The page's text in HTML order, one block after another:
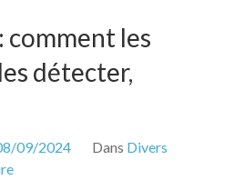
comment les
détecter,
09/2024 Dans Divers
sur